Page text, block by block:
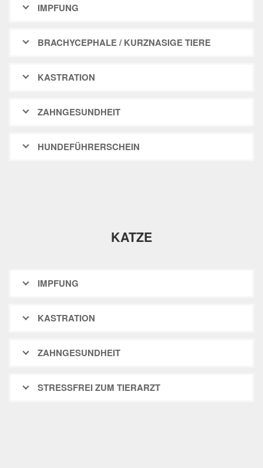
IMPFUNG
BRACHYCEPHALE / KURZNASIGE TIERE
KASTRATION
ZAHNGESUNDHEIT
HUNDEFÜHRERSCHEIN
KATZE
IMPFUNG
KASTRATION
ZAHNGESUNDHEIT
STRESSFREI ZUM TIERARZT